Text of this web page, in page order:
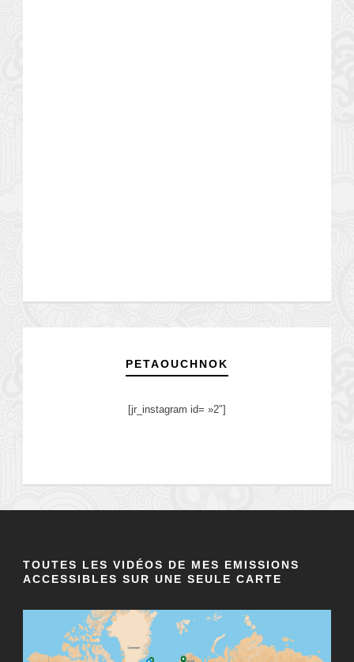
PETAOUCHNOK
[jr_instagram id= »2″]
TOUTES LES VIDÉOS DE MES EMISSIONS
ACCESSIBLES SUR UNE SEULE CARTE